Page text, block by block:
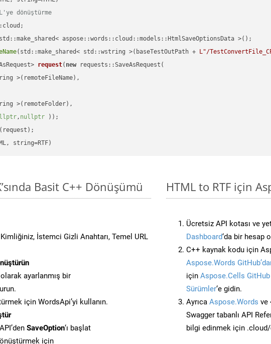
dönüştürme
aspose::words::cloud::models::HtmlSaveOptionsData >();
(std::make_shared< std::wstring >(baseTestOutPath + L"/
request( new requests::SaveAsRequest(
>(remoteFileName),
>(remoteFolder),
, nullptr ))
(request);
string=RTF)
Basit C++ Dönüşümü
İstemci Gizli Anahtarı, Temel URL
ayarlanmış bir
için WordsApi’yi kullanın.
SaveOption‘ı başlat
için
HTML to RTF için
Ücretsiz API kotası ve
Dashboard‘da bir hesap
C++ kaynak kodu için
Aspose.Words
için Aspose.Cells GitHub
Sürümler‘e gidin.
Ayrıca Aspose.Words ve
Swagger tabanlı API
bilgi edinmek için